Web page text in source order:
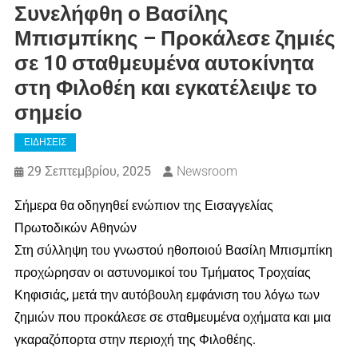
Συνελήφθη ο Βασίλης
Μπισμπίκης – Προκάλεσε ζημιές
σε 10 σταθμευμένα αυτοκίνητα
στη Φιλοθέη και εγκατέλειψε το
σημείο
ΕΙΔΗΣΕΙΣ
29 Σεπτεμβρίου, 2025 Newsroom
Σήμερα θα οδηγηθεί ενώπιον της Εισαγγελίας
Πρωτοδικών Αθηνών
Στη σύλληψη του γνωστού ηθοποιού Βασίλη Μπισμπίκη
προχώρησαν οι αστυνομικοί του Τμήματος Τροχαίας
Κηφισιάς, μετά την αυτόβουλη εμφάνιση του λόγω των
ζημιών που προκάλεσε σε σταθμευμένα οχήματα και μια
γκαραζόπορτα στην περιοχή της Φιλοθέης.